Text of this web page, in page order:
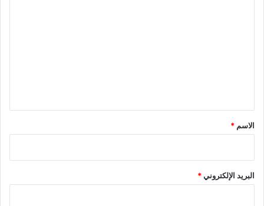
*
الاسم *
البريد الإلكتروني*